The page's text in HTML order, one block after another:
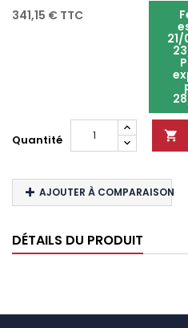
341,15 € TTC
Quantité 
AJOUTER À COMPARAISON
DÉTAILS DU PRODUIT